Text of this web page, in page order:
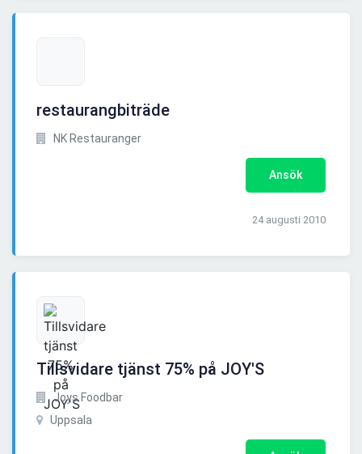
restaurangbiträde
NK Restauranger
Ansök
24 augusti 2010
Tillsvidare tjänst 75% på JOY'S
Joys Foodbar
Uppsala